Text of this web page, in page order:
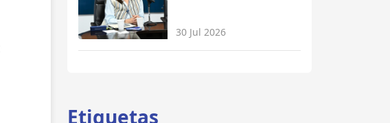
30 Jul 2026
Etiquetas